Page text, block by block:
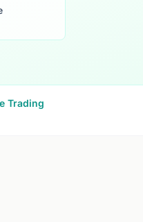
Trading